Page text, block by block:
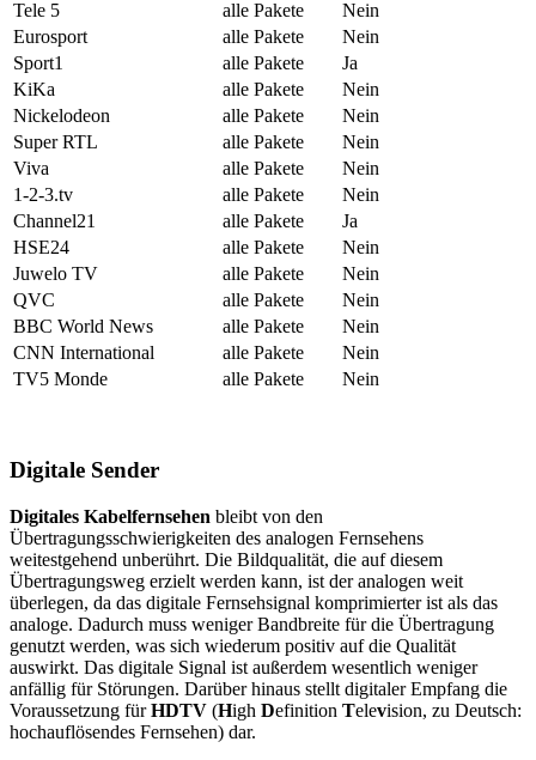
Tele 5 alle Pakete
Nein
Eurosport
alle Pakete
Nein
Sport1
alle Pakete
Ja
KiKa
alle Pakete
Nein
Nickelodeon
alle Pakete
Nein
Super RTL
alle Pakete
Nein
Viva
alle Pakete
Nein
1-2-3.tv
alle Pakete
Nein
Channel21
alle Pakete
Ja
HSE24
alle Pakete
Nein
Juwelo TV
alle Pakete
Nein
QVC
alle Pakete
Nein
BBC World News
alle Pakete
Nein
CNN International
alle Pakete
Nein
TV5 Monde
alle Pakete Nein
Digitale Sender
Digitales Kabelfernsehen bleibt von den
Übertragungsschwierigkeiten des analogen Fernsehens
weitestgehend unberührt. Die Bildqualität, die auf diesem
Übertragungsweg erzielt werden kann, ist der analogen weit
überlegen, da das digitale Fernsehsignal komprimierter ist als das
analoge. Dadurch muss weniger Bandbreite für die Übertragung
genutzt werden, was sich wiederum positiv auf die Qualität
auswirkt. Das digitale Signal ist außerdem wesentlich weniger
anfällig für Störungen. Darüber hinaus stellt digitaler Empfang die
Voraussetzung fürHDTV (High Definition Television, zu Deutsch:
hochauflösendes Fernsehen) dar.